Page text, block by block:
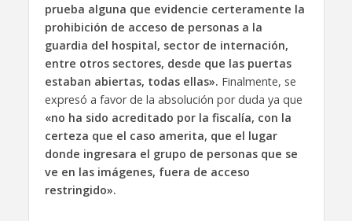
prueba alguna que evidencie certeramente la
prohibición de acceso de personas a la
guardia del hospital, sector de internación,
entre otros sectores, desde que las puertas
estaban abiertas, todas ellas». Finalmente, se
expresó a favor de la absolución por duda ya que
«no ha sido acreditado por la fiscalía, con la
certeza que el caso amerita, que el lugar
donde ingresara el grupo de personas que se
ve en las imágenes, fuera de acceso
restringido».